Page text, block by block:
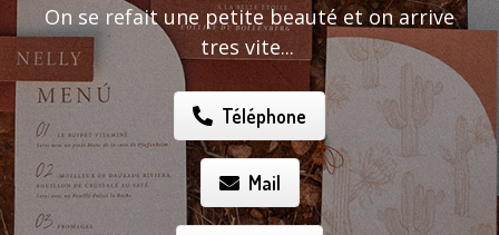
On se refait une petite beauté et on arrive
tres vite...
Téléphone
Mail